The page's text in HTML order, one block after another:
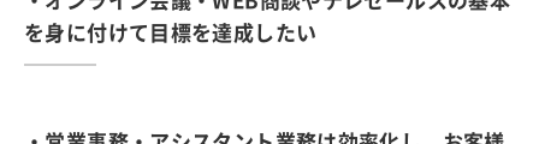
を身に付けて目標を達成したい